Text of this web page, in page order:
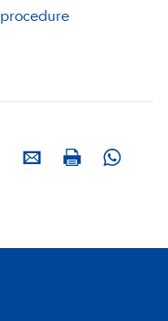
E-mailPrint